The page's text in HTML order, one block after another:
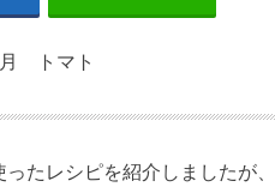
トマト
たレシピを紹介しましたが